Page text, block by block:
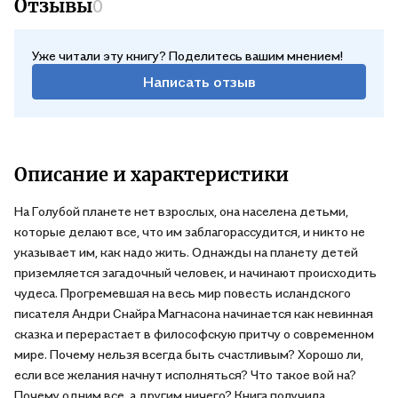
Отзывы0
Уже читали эту книгу? Поделитесь вашим мнением!
Написать отзыв
Описание и характеристики
На Голубой планете нет взрослых, она населена детьми,
которые делают все, что им заблагорассудится, и никто не
указывает им, как надо жить. Однажды на планету детей
приземляется загадочный человек, и начинают происходить
чудеса. Прогремевшая на весь мир повесть исландского
писателя Андри Снайра Магнасона начинается как невинная
сказка и перерастает в философскую притчу о современном
мире. Почему нельзя всегда быть счастливым? Хорошо ли,
если все желания начнут исполняться? Что такое вой на?
Почему одним все, а другим ничего? Книга получила